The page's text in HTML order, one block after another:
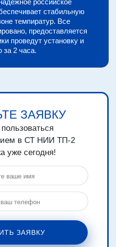
российское
стабильную
темпиратур. Все
предоставляется
проведут установку и
за 2 часа.
ЗАЯВКУ
в СТ НИИ ТП-2
уже сегодня!
ЗАЯВКУ